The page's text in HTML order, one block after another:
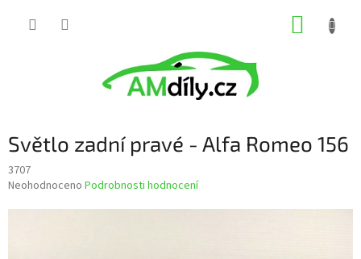
Světlo zadní pravé - Alfa Romeo 156
3707
Průměrné
Neohodnoceno Podrobnosti hodnocení